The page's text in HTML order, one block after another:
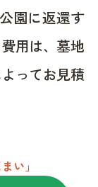
園に返還す
用は、墓地
ってお見積
い」